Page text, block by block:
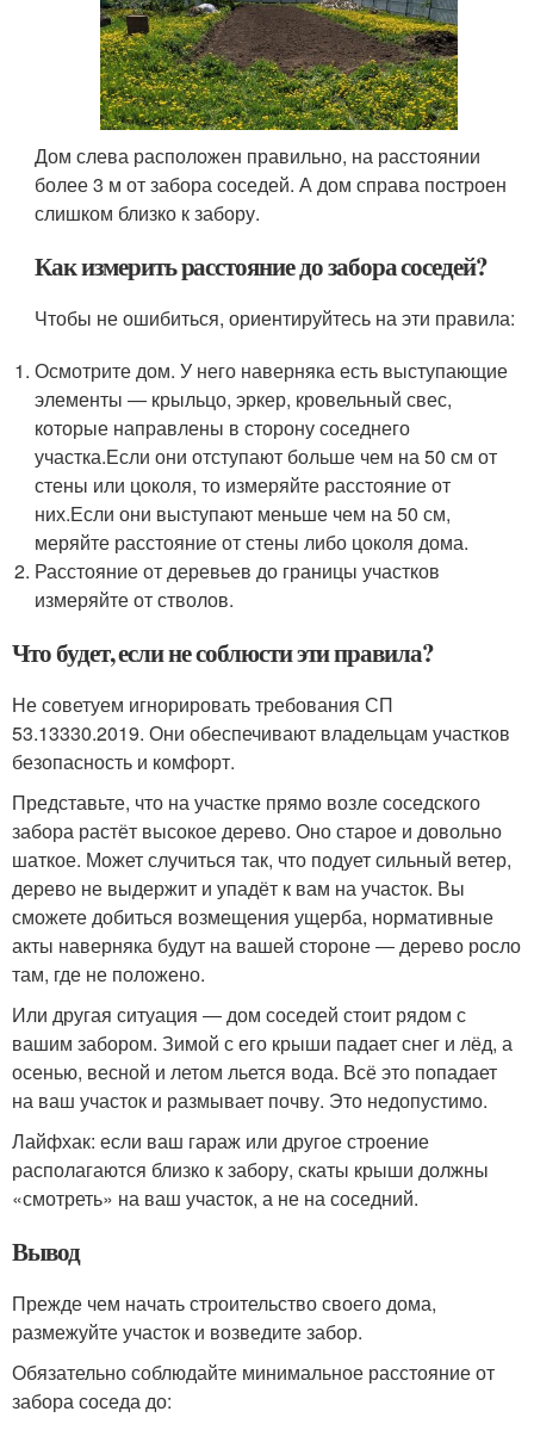
Дом слева расположен правильно, на расстоянии
более 3 м от забора соседей. А дом справа построен
слишком близко к забору.
Как измерить расстояние до забора соседей?
Чтобы не ошибиться, ориентируйтесь на эти правила:
Осмотрите дом. У него наверняка есть выступающие
элементы ― крыльцо, эркер, кровельный свес,
которые направлены в сторону соседнего
участка.Если они отступают больше чем на 50 см от
стены или цоколя, то измеряйте расстояние от
них.Если они выступают меньше чем на 50 см,
меряйте расстояние от стены либо цоколя дома.
Расстояние от деревьев до границы участков
измеряйте от стволов.
Что будет, если не соблюсти эти правила?
Не советуем игнорировать требования СП
53.13330.2019. Они обеспечивают владельцам участков
безопасность и комфорт.
Представьте, что на участке прямо возле соседского
забора растёт высокое дерево. Оно старое и довольно
шаткое. Может случиться так, что подует сильный ветер,
дерево не выдержит и упадёт к вам на участок. Вы
сможете добиться возмещения ущерба, нормативные
акты наверняка будут на вашей стороне ― дерево росло
там, где не положено.
Или другая ситуация ― дом соседей стоит рядом с
вашим забором. Зимой с его крыши падает снег и лёд, а
осенью, весной и летом льется вода. Всё это попадает
на ваш участок и размывает почву. Это недопустимо.
Лайфхак: если ваш гараж или другое строение
располагаются близко к забору, скаты крыши должны
«смотреть» на ваш участок, а не на соседний.
Вывод
Прежде чем начать строительство своего дома,
размежуйте участок и возведите забор.
Обязательно соблюдайте минимальное расстояние от
забора соседа до: